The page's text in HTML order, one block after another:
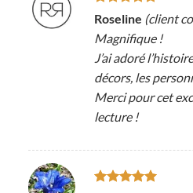
Note5sur
5
Roseline (client
Magnifique !
J’ai adoré
décors, les
Merci pour cet
lecture !